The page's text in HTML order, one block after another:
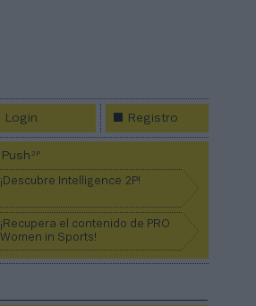
Login Registro
Push2P
¡Descubre Intelligence 2P!
¡Recupera el contenido de PRO
Women in Sports!